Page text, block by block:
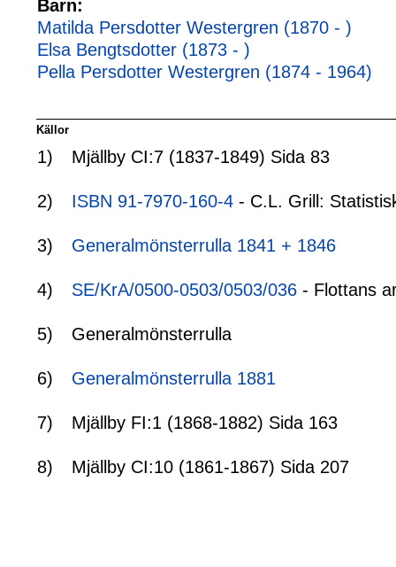
Barn:
Matilda Persdotter Westergren (1870 - )
Elsa Bengtsdotter (1873 - )
Pella Persdotter Westergren (1874 - 1964)
Källor
1) Mjällby CI:7 (1837-1849) Sida 83
2) ISBN 91-7970-160-4 - C.L. Grill:
3) Generalmönsterrulla 1841 + 1846
4) SE/KrA/0500-0503/0503/036 - Flottans
5) Generalmönsterrulla
6) Generalmönsterrulla 1881
7) Mjällby FI:1 (1868-1882) Sida 163
8) Mjällby CI:10 (1861-1867) Sida 207